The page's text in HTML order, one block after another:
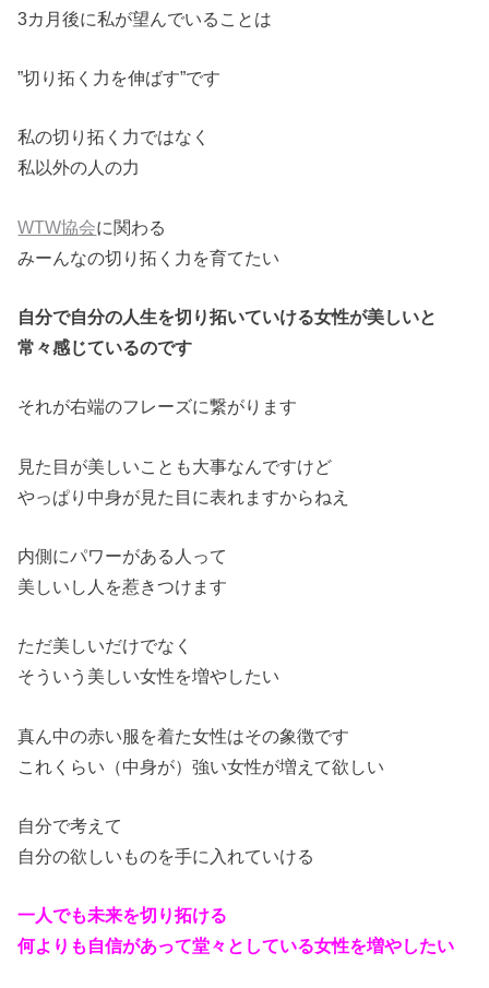
3カ月後に私が望んでいることは
”切り拓く力を伸ばす”です
私の切り拓く力ではなく
私以外の人の力
WTW協会に関わる
みーんなの切り拓く力を育てたい
自分で自分の人生を切り拓いていける女性が美しいと
常々感じているのです
それが右端のフレーズに繋がります
見た目が美しいことも大事なんですけど
やっぱり中身が見た目に表れますからねえ
内側にパワーがある人って
美しいし人を惹きつけます
ただ美しいだけでなく
そういう美しい女性を増やしたい
真ん中の赤い服を着た女性はその象徴です
これくらい（中身が）強い女性が増えて欲しい
自分で考えて
自分の欲しいものを手に入れていける
一人でも未来を切り拓ける
何よりも自信があって堂々としている女性を増やしたい